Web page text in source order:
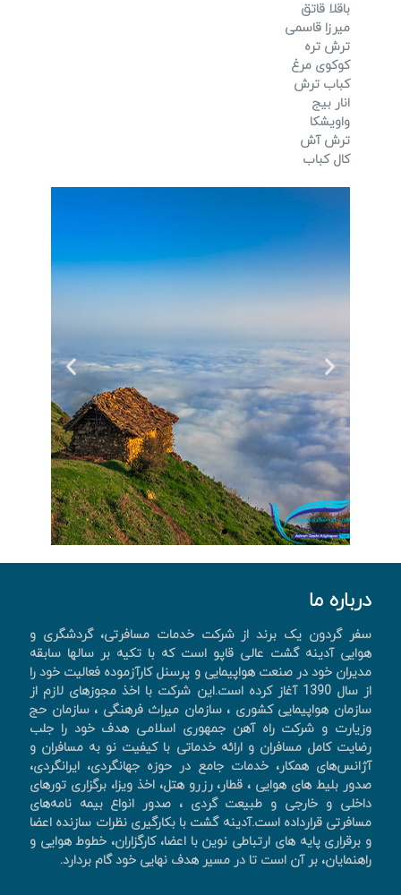
باقلا قاتق
میرزا قاسمی
ترش تره
کوکوی مرغ
کباب ترش
انار بیج
واویشکا
ترش آش
کال کباب
درباره ما
سفر گردون یک برند از شرکت خدمات مسافرتی، گردشگری و
هوایی آدینه گشت عالی قاپو است که با تکیه بر سالها سابقه
مدیران خود در صنعت هواپیمایی و پرسنل کارآزموده فعالیت خود را
از سال 1390 آغاز کرده است.این شرکت با اخذ مجوزهای لازم از
سازمان هواپیمایی کشوری ، سازمان میراث فرهنگی ، سازمان حج
وزیارت و شرکت راه آهن جمهوری اسلامی هدف خود را جلب
رضایت کامل مسافران و ارائه خدماتی با کیفیت نو به مسافران و
آژانس‌های همکار، خدمات جامع در حوزه جهانگردی، ايرانگردی،
صدور بليط های هوايی ، قطار، رزرو هتل، اخذ ويزا، برگزاری تورهای
داخلی و خارجی و طبیعت گردی ، صدور انواع بیمه نامه‌های
مسافرتی قرارداده است.آدینه گشت با بکارگیری نظرات سازنده اعضا
و برقراری پایه های ارتباطی نوین با اعضا، کارگزاران، خطوط هوایی و
راهنمایان، بر آن است تا در مسیر هدف نهایی خود گام بردارد.